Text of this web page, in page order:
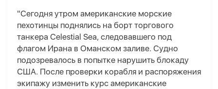
"Сегодня утром американские морские
пехотинцы поднялись на борт торгового
танкера Celestial Sea, следовавшего под
флагом Ирана в Оманском заливе. Судно
подозревалось в попытке нарушить блокаду
США. После проверки корабля и распоряжения
экипажу изменить курс американские